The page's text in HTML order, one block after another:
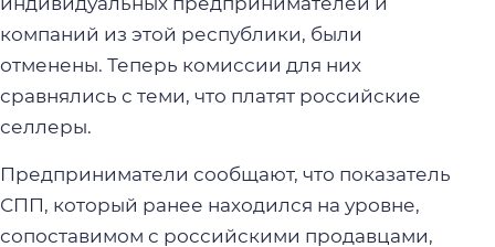
компаний из этой республики, были
отменены. Теперь комиссии для них
сравнялись с теми, что платят российские
селлеры.
Предприниматели сообщают, что показатель
СПП, который ранее находился на уровне,
сопоставимом с российскими продавцами,